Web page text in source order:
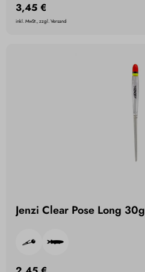
3,45 €
inkl. MwSt., zzgl. Versand
Jenzi Clear Pose Long 30g